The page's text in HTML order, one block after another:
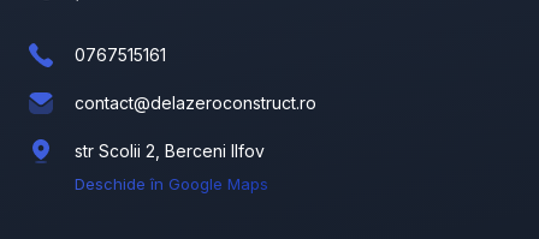
0767515161
contact@delazeroconstruct.ro
str Scolii 2, Berceni Ilfov
Deschide în Google Maps